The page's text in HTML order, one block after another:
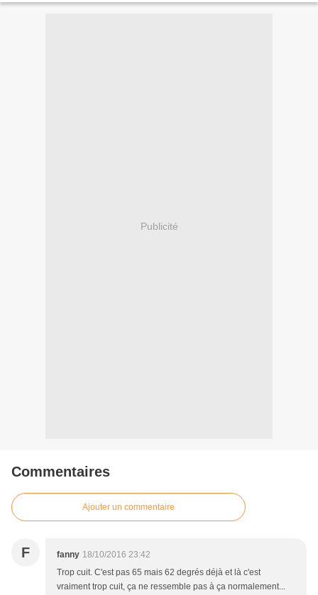
Publicité
Commentaires
Ajouter un commentaire
F fanny 18/10/2016 23:42
Trop cuit. C'est pas 65 mais 62 degrés déjà et là c'est
vraiment trop cuit, ça ne ressemble pas à ça normalement...